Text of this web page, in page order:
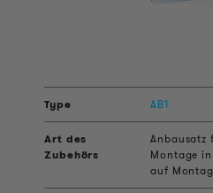
AB1
Anbausatz
Montage
auf